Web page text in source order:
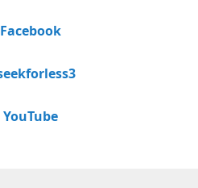
Facebook
YouTube